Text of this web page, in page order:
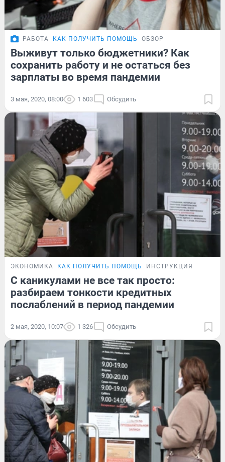
РАБОТА КАК ПОЛУЧИТЬ ПОМОЩЬ ОБЗОР
Выживут только бюджетники? Как
сохранить работу и не остаться без
зарплаты во время пандемии
3 мая, 2020, 08:00 1 603 Обсудить
ЭКОНОМИКА КАК ПОЛУЧИТЬ ПОМОЩЬ ИНСТРУКЦИЯ
С каникулами не все так просто:
разбираем тонкости кредитных
послаблений в период пандемии
2 мая, 2020, 10:07 1 326 Обсудить